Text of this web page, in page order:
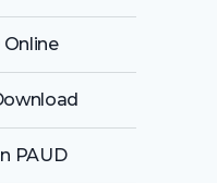
PAUD